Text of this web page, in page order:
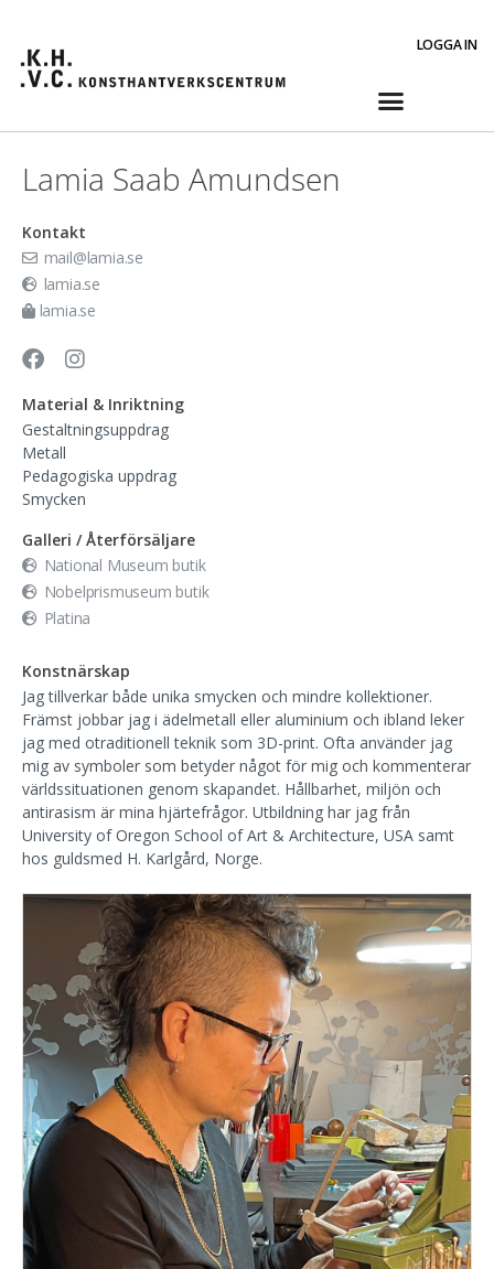
LOGGA IN
Lamia Saab Amundsen
Kontakt
mail@lamia.se
lamia.se
lamia.se
Material & Inriktning
Gestaltningsuppdrag
Metall
Pedagogiska uppdrag
Smycken
Galleri / Återförsäljare
National Museum butik
Nobelprismuseum butik
Platina
Konstnärskap
Jag tillverkar både unika smycken och mindre kollektioner.
Främst jobbar jag i ädelmetall eller aluminium och ibland leker
jag med otraditionell teknik som 3D-print. Ofta använder jag
mig av symboler som betyder något för mig och kommenterar
världssituationen genom skapandet. Hållbarhet, miljön och
antirasism är mina hjärtefrågor. Utbildning har jag från
University of Oregon School of Art & Architecture, USA samt
hos guldsmed H. Karlgård, Norge.